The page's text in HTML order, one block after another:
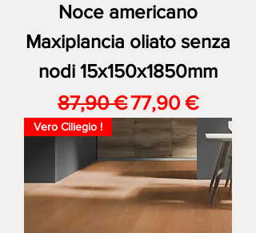
Noce americano
Maxiplancia oliato senza
nodi 15x150x1850mm
Prezzo regolare
87,90 €Prezzo
77,90 €
Vero Ciliegio !